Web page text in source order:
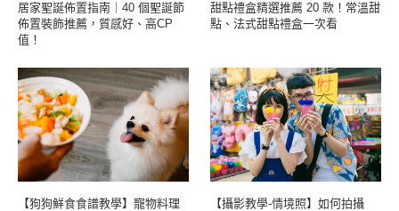
居家聖誕佈置指南｜40 個聖誕節
佈置裝飾推薦，質感好、高CP
值！
甜點禮盒精選推薦 20 款！常溫甜
點、法式甜點禮盒一次看
【狗狗鮮食食譜教學】寵物料理
【攝影教學-情境照】如何拍攝